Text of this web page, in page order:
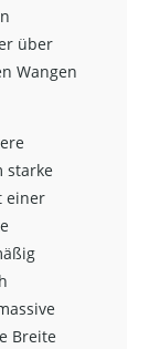
über
Wangen
starke
einer
Breite